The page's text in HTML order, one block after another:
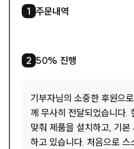
1 주문내역
2 50% 진행
기부자님의 소중한 후원으
께 무사히 전달되었습니다.
맞춰 제품을 설치하고, 기
하고 있습니다. 처음으로